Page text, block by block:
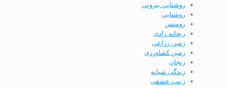
روشنايي بيروني
روشنایی
رومنس
ریحانه رادی
زمین زراعی
زمین کشاورزی
زنجان
زندگی شبانه
زینب عشقی